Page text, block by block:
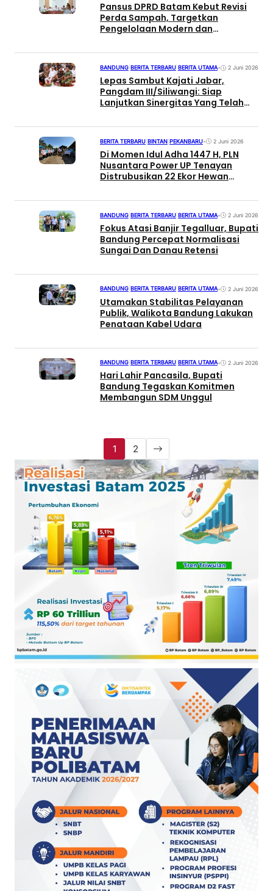
Pansus DPRD Batam Kebut Revisi
Perda Sampah, Targetkan
Pengelolaan Modern dan
BANDUNG BERITA TERBARU BERITA UTAMA• 2 Juni 2026
Lepas Sambut Kajati Jabar,
Pangdam III/Siliwangi: Siap
Lanjutkan Sinergitas Yang Telah
BERITA TERBARU BINTAN PEKANBARU• 2 Juni 2026
Di Momen Idul Adha 1447 H, PLN
Nusantara Power UP Tenayan
Distrubusikan 22 Ekor Hewan
BANDUNG BERITA TERBARU BERITA UTAMA• 2 Juni 2026
Fokus Atasi Banjir Tegalluar, Bupati
Bandung Percepat Normalisasi
Sungai Dan Danau Retensi
BANDUNG BERITA TERBARU BERITA UTAMA• 2 Juni 2026
Utamakan Stabilitas Pelayanan
Publik, Walikota Bandung Lakukan
Penataan Kabel Udara
BANDUNG BERITA TERBARU BERITA UTAMA• 2 Juni 2026
Hari Lahir Pancasila, Bupati
Bandung Tegaskan Komitmen
Membangun SDM Unggul
1 2